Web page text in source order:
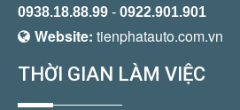
0938.18.88.99 - 0922.901.901
Website: tienphatauto.com.vn
THỜI GIAN LÀM VIỆC